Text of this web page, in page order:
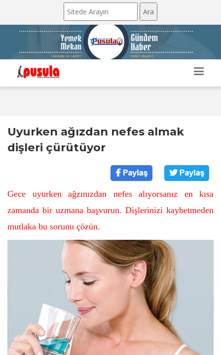
Uyurken ağızdan nefes almak
dişleri çürütüyor
Gece uyurken ağzınızdan nefes alıyorsanız en kısa
zamanda bir uzmana başvurun. Dişlerinizi kaybetmeden
mutlaka bu sorunu çözün.